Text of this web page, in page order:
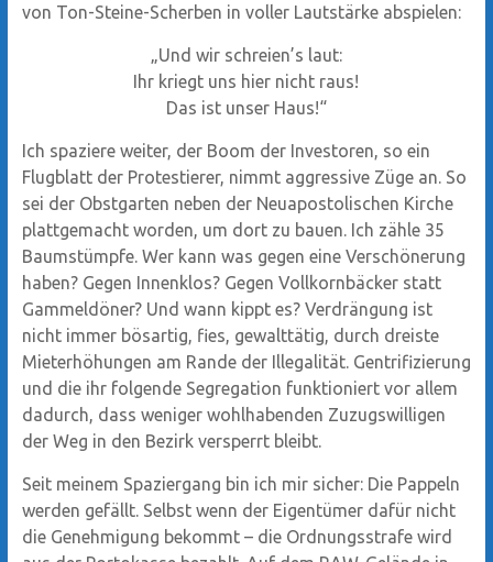
von Ton-Steine-Scherben in voller Lautstärke abspielen:
„Und wir schreien’s laut:
Ihr kriegt uns hier nicht raus!
Das ist unser Haus!“
Ich spaziere weiter, der Boom der Investoren, so ein
Flugblatt der Protestierer, nimmt aggressive Züge an. So
sei der Obstgarten neben der Neuapostolischen Kirche
plattgemacht worden, um dort zu bauen. Ich zähle 35
Baumstümpfe. Wer kann was gegen eine Verschönerung
haben? Gegen Innenklos? Gegen Vollkornbäcker statt
Gammeldöner? Und wann kippt es? Verdrängung ist
nicht immer bösartig, fies, gewalttätig, durch dreiste
Mieterhöhungen am Rande der Illegalität. Gentrifizierung
und die ihr folgende Segregation funktioniert vor allem
dadurch, dass weniger wohlhabenden Zuzugswilligen
der Weg in den Bezirk versperrt bleibt.
Seit meinem Spaziergang bin ich mir sicher: Die Pappeln
werden gefällt. Selbst wenn der Eigentümer dafür nicht
die Genehmigung bekommt – die Ordnungsstrafe wird